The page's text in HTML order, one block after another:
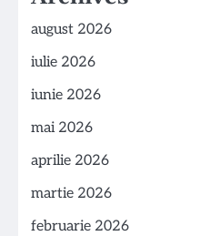
august 2026
iulie 2026
iunie 2026
mai 2026
aprilie 2026
martie 2026
februarie 2026